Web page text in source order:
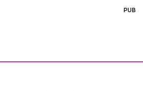
PUB